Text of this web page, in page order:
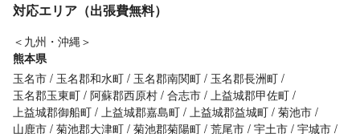
対応エリア（出張費無料）
＜九州・沖縄＞
熊本県
玉名市
玉名郡和水町 玉名郡南関町
玉名郡長洲町
玉名郡玉東町 阿蘇郡西原村 合志市 上益城郡甲佐町
上益城郡御船町 上益城郡嘉島町 上益城郡益城町 菊池市
山鹿市 菊池郡大津町 菊池郡菊陽町 荒尾市 宇土市 宇城市